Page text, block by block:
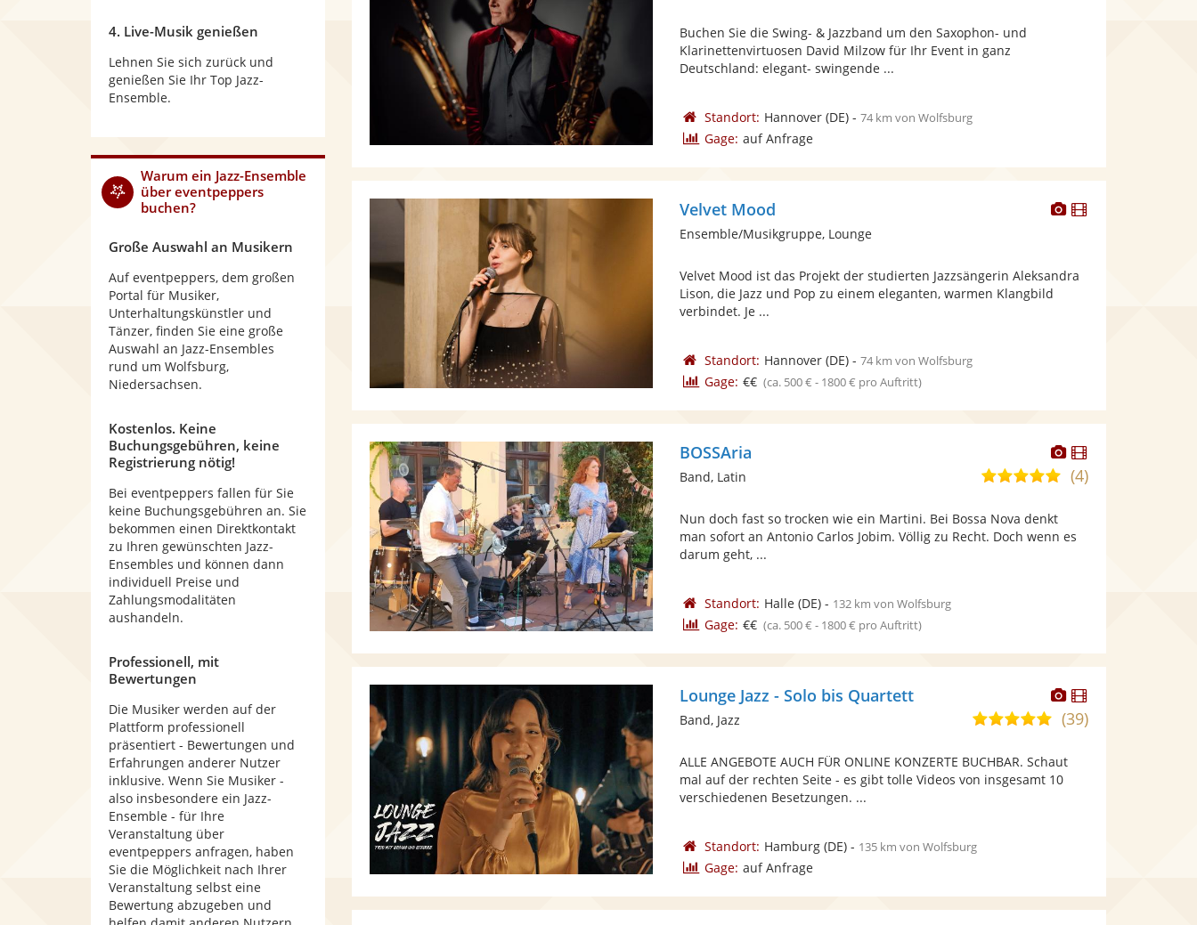
Buchen Sie die Swing- & Jazzband um den Saxophon- und
Klarinettenvirtuosen David Milzow für Ihr Event in ganz
Deutschland: elegant- swingende ...
Standort: Hannover(DE)- 74 km von Wolfsburg
Gage: auf Anfrage
Dieser
bereit.
Dieser
Velvet Mood
Ensemble/Musikgruppe, Lounge
Velvet Mood ist das Projekt der studierten Jazzsängerin Aleksandra
Lison, die Jazz und Pop zu einem eleganten, warmen Klangbild
verbindet. Je ...
Standort: Hannover(DE)- 74 km von Wolfsburg
Gage: €€ (ca. 500 € - 1800 € pro Auftritt)
Dieser
Künstler
stellt
Dieser
Künstler
BOSSAria
4,9
Sternen
(4)
Band, Latin
Nun doch fast so trocken wie ein Martini. Bei Bossa Nova denkt
man sofort an Antonio Carlos Jobim. Völlig zu Recht. Doch wenn es
darum geht, ...
Standort: Halle(DE)- 132 km von Wolfsburg
Gage: €€ (ca. 500 € - 1800 € pro Auftritt)
Dieser
Künstler
stellt
bereit.
Dieser
Künstler
Lounge Jazz - Solo bis Quartett
5,0
5
Sternen
(39)
Band, Jazz
ALLE ANGEBOTE AUCH FÜR ONLINE KONZERTE BUCHBAR. Schaut
mal auf der rechten Seite - es gibt tolle Videos von insgesamt 10
verschiedenen Besetzungen. ...
Standort: Hamburg(DE)- 135 km von Wolfsburg
Gage: auf Anfrage
4. Live-Musik genießen
Lehnen Sie sich zurück und
genießen Sie Ihr Top Jazz-
Ensemble.
Warum ein Jazz-Ensemble
über eventpeppers
buchen?
Große Auswahl an Musikern
Auf eventpeppers, dem großen
Portal für Musiker,
Unterhaltungskünstler und
Tänzer, finden Sie eine große
Auswahl an Jazz-Ensembles
rund um Wolfsburg,
Niedersachsen.
Kostenlos. Keine
Buchungsgebühren, keine
Registrierung nötig!
Bei eventpeppers fallen für Sie
keine Buchungsgebühren an. Sie
bekommen einen Direktkontakt
zu Ihren gewünschten Jazz-
Ensembles und können dann
individuell Preise und
Zahlungsmodalitäten
aushandeln.
Professionell, mit
Bewertungen
Die Musiker werden auf der
Plattform professionell
präsentiert - Bewertungen und
Erfahrungen anderer Nutzer
inklusive. Wenn Sie Musiker -
also insbesondere ein Jazz-
Ensemble - für Ihre
Veranstaltung über
eventpeppers anfragen, haben
Sie die Möglichkeit nach Ihrer
Veranstaltung selbst eine
Bewertung abzugeben und